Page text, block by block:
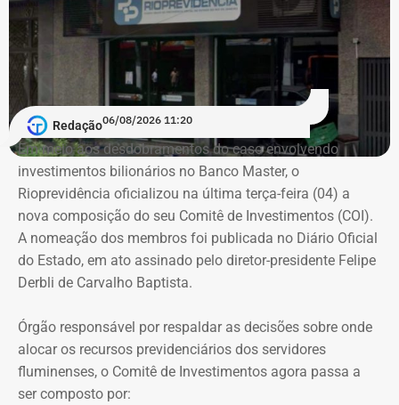
Redação06/08/2026 11:20
Em meio aos desdobramentos do caso envolvendo
investimentos bilionários no Banco Master, o
Rioprevidência oficializou na última terça-feira (04) a
nova composição do seu Comitê de Investimentos (COI).
A nomeação dos membros foi publicada no Diário Oficial
do Estado, em ato assinado pelo diretor-presidente Felipe
Derbli de Carvalho Baptista.
Órgão responsável por respaldar as decisões sobre onde
alocar os recursos previdenciários dos servidores
fluminenses, o Comitê de Investimentos agora passa a
ser composto por: